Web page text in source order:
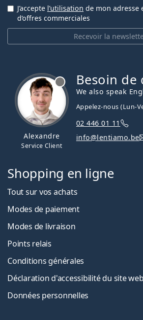
Recevoir la
J’accepte l’utilisation de mon adresse
d’offres commerciales
Alexandre
Service Client
Besoin de
We also speak
Appelez-nous (Lun-
02 446 01 11
info@lentiamo.be
Shopping en ligne
Tout sur vos achats
Modes de paiement
Modes de livraison
Points relais
Conditions générales
Déclaration d'accessibilité du site web
Données personnelles